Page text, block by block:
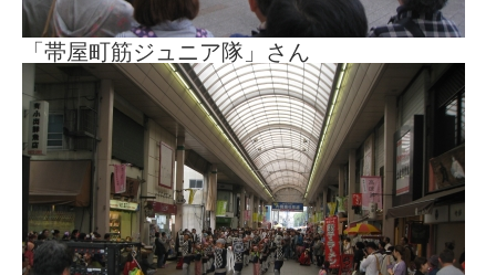
「帯屋町筋ジュニア隊」さん